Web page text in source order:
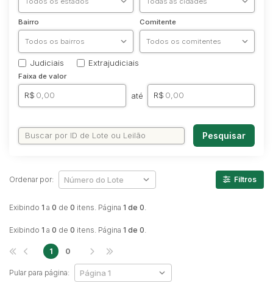
Caminhonetes
Carros
Máquina Varredeira
Motos
Pá Carregadeira
SUV
Bairro Comitente
Judiciais Extrajudiciais
Faixa de valor
R$ até R$
Pesquisar
Exibindo 1 a 0 de 0 itens. Página 1 de 0.
Ordenar por: Filtros
Exibindo 1 a 0 de 0 itens. Página 1 de 0.
Pular para página:
1 0